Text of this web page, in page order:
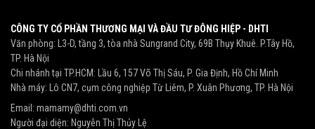
CÔNG TY CỔ PHẦN THƯƠNG MẠI VÀ ĐẦU TƯ ĐÔNG HIỆP - DHTI
Văn phòng: L3-D, tầng 3, tòa nhà Sungrand City, 69B Thụy Khuê. P.Tây Hồ,
TP. Hà Nội
Chi nhánh tại TP.HCM: Lầu 6, 157 Võ Thị Sáu, P. Gia Định, Hồ Chí Minh
Nhà máy: Lô CN7, cụm công nghiệp Từ Liêm, P. Xuân Phương, TP. Hà Nội
Email: mamamy@dhti.com.vn
Người đại diện: Nguyễn Thị Thủy Lệ